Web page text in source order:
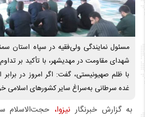
مسئول نمایندگی ولی‌فقیه در سپاه استان
شهدای مقاومت در مهدیشهر، با تأکید بر تداوم
با ظلم صهیونیستی، گفت: اگر امروز در برابر
غده سرطانی به‌سراغ سایر کشورهای اسلامی
به گزارش خبرنگار نیزوا، حجت‌الاسلام